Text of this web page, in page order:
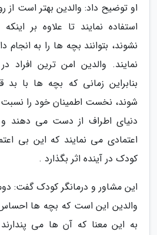
او توضیح داد: والدین بهتر است
استفاده نمایند تا علاوه بر
نشوند، بتوانند بچه ها را به
نمایند. والدین امن ترین افراد
بنابراین زمانی که بچه ها با بد
شوند، نخست اطمینان خود را
دنیای اطراف از دست می دهند
اعتمادی می نمایند که این بی
کودک در آینده اثر بگذارد .
این مشاور و درمانگر کودک گفت:
والدین این است که بچه ها
به این معنا که آن ها می پندارند